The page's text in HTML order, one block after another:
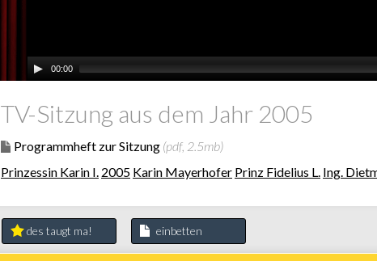
00:00
TV-Sitzung aus dem Jahr 2005
Programmheft zur Sitzung (pdf, 2.5mb)
Prinzessin Karin I. 2005 Karin Mayerhofer Prinz Fidelius L. Ing.
des taugt ma! einbetten